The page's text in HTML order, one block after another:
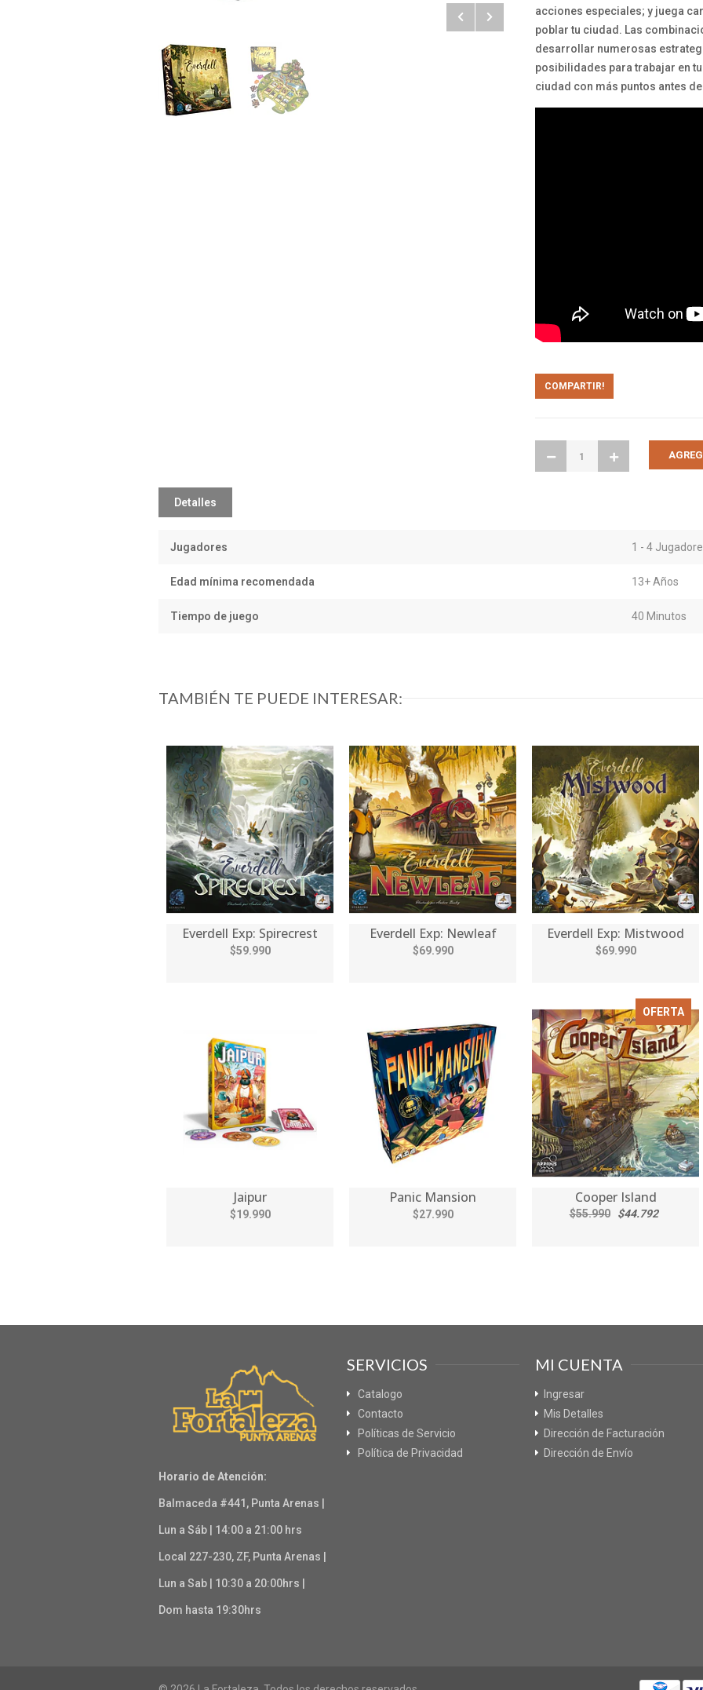
acciones especiales; y juega
poblar tu ciudad. Las
desarrollar numerosas
posibilidades para trabajar en
ciudad con más puntos antes
COMPARTIR!
Detalles
Jugadores 1 - 4
Edad mínima recomendada 13+ Años
Tiempo de juego 40 Minutos
TAMBIÉN TE PUEDE INTERESAR:
Everdell Exp: Spirecrest
$59.990
Everdell Exp: Newleaf
$69.990
Everdell Exp: Mistwood
$69.990
Jaipur
$19.990
Panic Mansion
$27.990
OFERTA
Cooper Island
$55.990 $44.792
Horario de Atención:
Balmaceda #441, Punta Arenas |
Lun a Sáb | 14:00 a 21:00 hrs
Local 227-230, ZF, Punta Arenas |
Lun a Sab | 10:30 a 20:00hrs |
Dom hasta 19:30hrs
SERVICIOS
Catalogo
Contacto
Políticas de Servicio
Política de Privacidad
MI CUENTA
Ingresar
Mis Detalles
Dirección de Facturación
Dirección de Envío